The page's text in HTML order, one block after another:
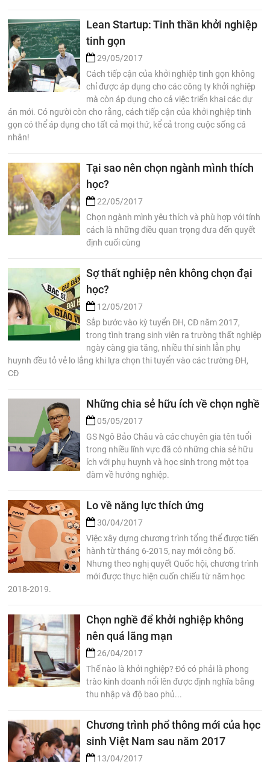
Lean Startup: Tinh thần khởi nghiệp
tinh gọn
29/05/2017
Cách tiếp cận của khởi nghiệp tinh gọn không
chỉ được áp dụng cho các công ty khởi nghiệp
mà còn áp dụng cho cả việc triển khai các dự
án mới. Có người còn cho rằng, cách tiếp cận của khởi nghiệp tinh
gọn có thể áp dụng cho tất cả mọi thứ, kể cả trong cuộc sống cá
nhân!
Tại sao nên chọn ngành mình thích
học?
22/05/2017
Chọn ngành mình yêu thích và phù hợp với tính
cách là những điều quan trọng đưa đến quyết
định cuối cùng
Sợ thất nghiệp nên không chọn đại
học?
12/05/2017
Sắp bước vào kỳ tuyển ĐH, CĐ năm 2017,
trong tình trạng sinh viên ra trường thất nghiệp
ngày càng gia tăng, nhiều thí sinh lẫn phụ
huynh đều tỏ vẻ lo lắng khi lựa chọn thi tuyển vào các trường ĐH,
CĐ
Những chia sẻ hữu ích về chọn nghề
05/05/2017
GS Ngô Bảo Châu và các chuyên gia tên tuổi
trong nhiều lĩnh vực đã có những chia sẻ hữu
ích với phụ huynh và học sinh trong một tọa
đàm về hướng nghiệp.
Lo về năng lực thích ứng
30/04/2017
Việc xây dựng chương trình tổng thể được tiến
hành từ tháng 6-2015, nay mới công bố.
Nhưng theo nghị quyết Quốc hội, chương trình
mới được thực hiện cuốn chiếu từ năm học
2018-2019.
Chọn nghề để khởi nghiệp không
nên quá lãng mạn
26/04/2017
Thế nào là khởi nghiệp? Đó có phải là phong
trào kinh doanh nổi lên được định nghĩa bằng
thu nhập và độ bao phủ...
Chương trình phổ thông mới của học
sinh Việt Nam sau năm 2017
13/04/2017